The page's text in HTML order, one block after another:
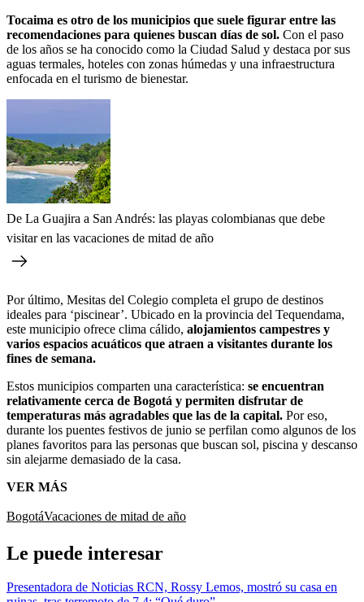
Tocaima es otro de los municipios que suele figurar entre las
recomendaciones para quienes buscan días de sol. Con el paso
de los años se ha conocido como la Ciudad Salud y destaca por sus
aguas termales, hoteles con zonas húmedas y una infraestructura
enfocada en el turismo de bienestar.
De La Guajira a San Andrés: las playas colombianas que debe
visitar en las vacaciones de mitad de año
Por último, Mesitas del Colegio completa el grupo de destinos
ideales para ‘piscinear’. Ubicado en la provincia del Tequendama,
este municipio ofrece clima cálido, alojamientos campestres y
varios espacios acuáticos que atraen a visitantes durante los
fines de semana.
Estos municipios comparten una característica: se encuentran
relativamente cerca de Bogotá y permiten disfrutar de
temperaturas más agradables que las de la capital. Por eso,
durante los puentes festivos de junio se perfilan como algunos de los
planes favoritos para las personas que buscan sol, piscina y descanso
sin alejarme demasiado de la casa.
VER MÁS
BogotáVacaciones de mitad de año
Le puede interesar
Presentadora de Noticias RCN, Rossy Lemos, mostró su casa en